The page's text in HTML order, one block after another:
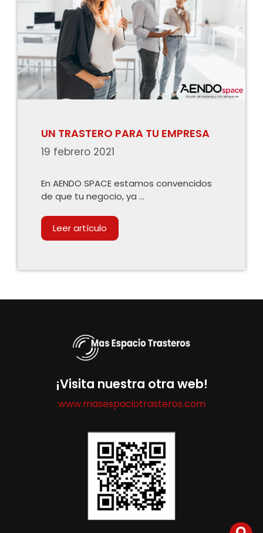
UN TRASTERO PARA TU EMPRESA
19 febrero 2021
En AENDO SPACE estamos convencidos
de que tu negocio, ya …
Leer artículo
¡Visita nuestra otra web!
www.masespaciotrasteros.com